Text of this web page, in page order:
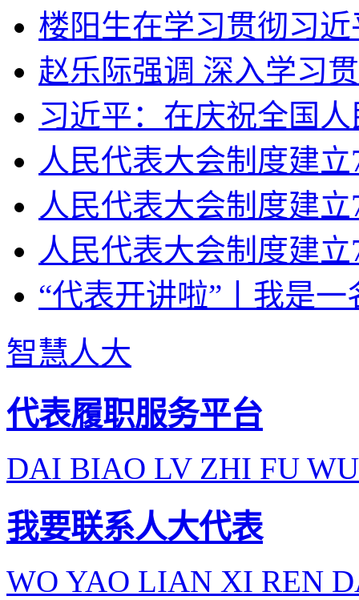
楼阳生在学习贯彻习
赵乐际强调 深入学习
习近平：在庆祝全国
人民代表大会制度建
人民代表大会制度建
人民代表大会制度建
“代表开讲啦”丨我是
智慧人大
代表履职服务平台
DAI BIAO LV ZHI FU
我要联系人大代表
WO YAO LIAN XI REN